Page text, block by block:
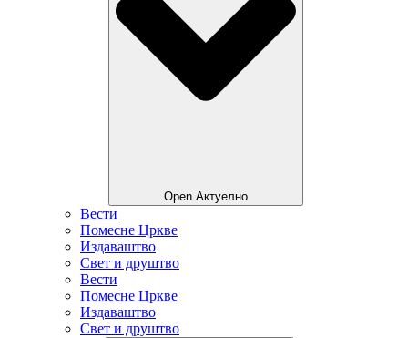
Open Актуелно
Вести
Помесне Цркве
Издаваштво
Свет и друштво
Вести
Помесне Цркве
Издаваштво
Свет и друштво